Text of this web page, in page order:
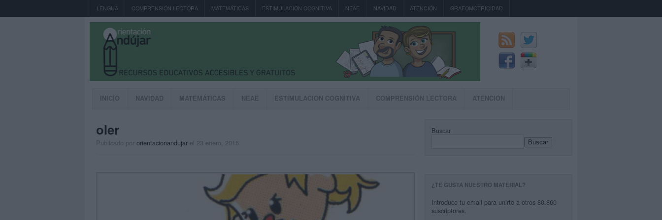
LENGUA COMPRENSIÓN LECTORA MATEMÁTICAS ESTIMULACION COGNITIVA NEAE NAVIDAD ATENCIÓN GRAFOMOTRICIDAD
INICIO NAVIDAD MATEMÁTICAS NEAE ESTIMULACION COGNITIVA COMPRENSIÓN LECTORA ATENCIÓN
oler
Publicado por orientacionandujar el 23 enero, 2015
Buscar
Buscar
¿TE GUSTA NUESTRO MATERIAL?
Introduce tu email para unirte a otros 80.860
suscriptores.